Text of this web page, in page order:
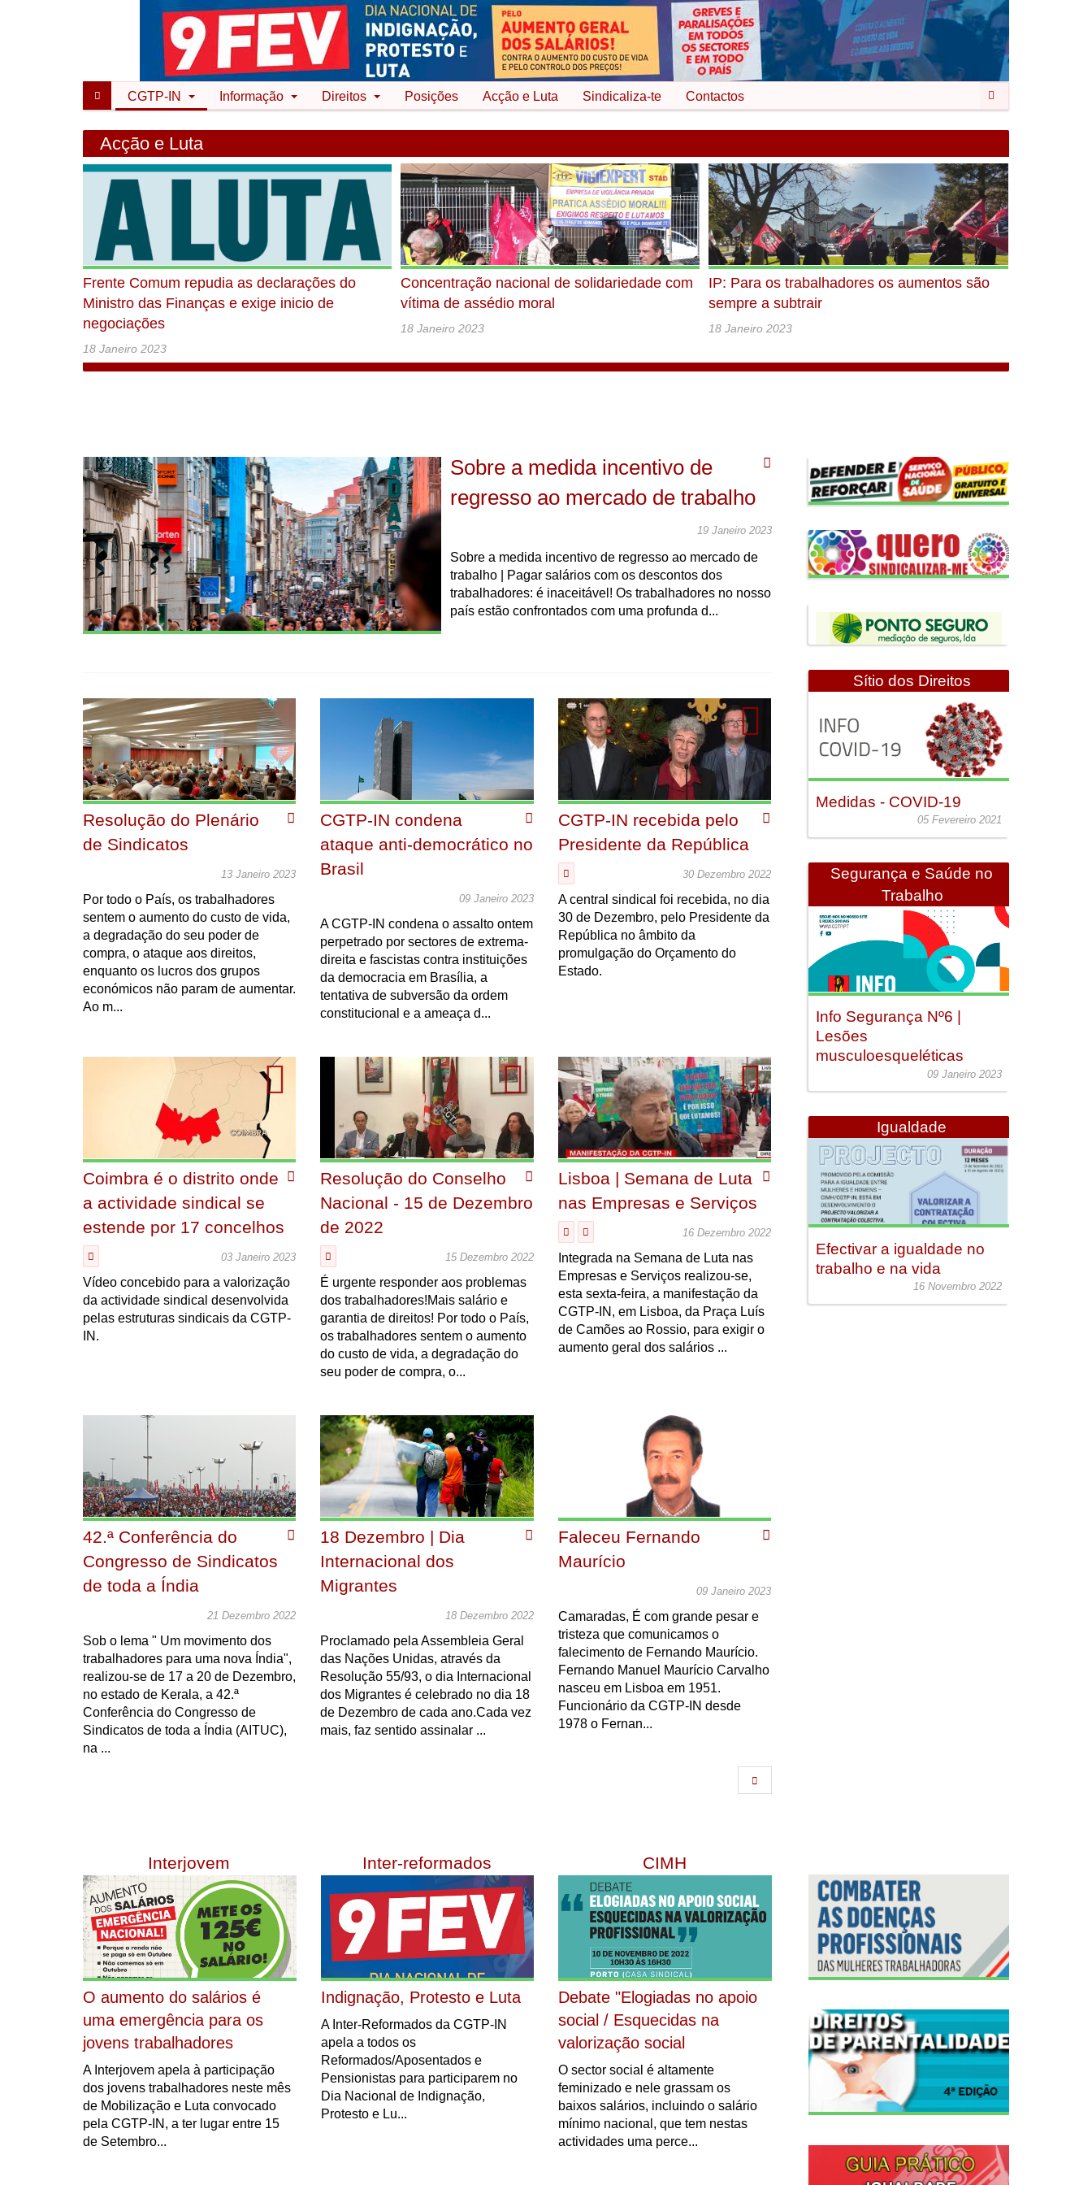
Pesquisar
CGTP-IN Informação Direitos Posições Acção e Luta Sindicaliza-te Contactos
Acção e Luta
Frente Comum repudia as declarações do
Ministro das Finanças e exige inicio de
negociações
18 Janeiro 2023
Concentração nacional de solidariedade com
vítima de assédio moral
18 Janeiro 2023
IP: Para os trabalhadores os aumentos são
sempre a subtrair
18 Janeiro 2023
Sobre a medida incentivo de
regresso ao mercado de trabalho
19 Janeiro 2023
Sobre a medida incentivo de regresso ao mercado de
trabalho | Pagar salários com os descontos dos
trabalhadores: é inaceitável! Os trabalhadores no nosso
país estão confrontados com uma profunda d...
Resolução do Plenário
de Sindicatos
13 Janeiro 2023
Por todo o País, os trabalhadores
sentem o aumento do custo de vida,
a degradação do seu poder de
compra, o ataque aos direitos,
enquanto os lucros dos grupos
económicos não param de aumentar.
Ao m...
CGTP-IN condena
ataque anti-democrático no
Brasil
09 Janeiro 2023
A CGTP-IN condena o assalto ontem
perpetrado por sectores de extrema-
direita e fascistas contra instituições
da democracia em Brasília, a
tentativa de subversão da ordem
constitucional e a ameaça d...
CGTP-IN recebida pelo
Presidente da República
30 Dezembro 2022
A central sindical foi recebida, no dia
30 de Dezembro, pelo Presidente da
República no âmbito da
promulgação do Orçamento do
Estado.
Coimbra é o distrito onde
a actividade sindical se
estende por 17 concelhos
03 Janeiro 2023
Vídeo concebido para a valorização
da actividade sindical desenvolvida
pelas estruturas sindicais da CGTP-
IN.
Resolução do Conselho
Nacional - 15 de Dezembro
de 2022
15 Dezembro 2022
É urgente responder aos problemas
dos trabalhadores!Mais salário e
garantia de direitos! Por todo o País,
os trabalhadores sentem o aumento
do custo de vida, a degradação do
seu poder de compra, o...
Lisboa | Semana de Luta
nas Empresas e Serviços
16 Dezembro 2022
Integrada na Semana de Luta nas
Empresas e Serviços realizou-se,
esta sexta-feira, a manifestação da
CGTP-IN, em Lisboa, da Praça Luís
de Camões ao Rossio, para exigir o
aumento geral dos salários ...
42.ª Conferência do
Congresso de Sindicatos
de toda a Índia
21 Dezembro 2022
Sob o lema " Um movimento dos
trabalhadores para uma nova Índia",
realizou-se de 17 a 20 de Dezembro,
no estado de Kerala, a 42.ª
Conferência do Congresso de
Sindicatos de toda a Índia (AITUC),
na ...
18 Dezembro | Dia
Internacional dos
Migrantes
18 Dezembro 2022
Proclamado pela Assembleia Geral
das Nações Unidas, através da
Resolução 55/93, o dia Internacional
dos Migrantes é celebrado no dia 18
de Dezembro de cada ano.Cada vez
mais, faz sentido assinalar ...
Faleceu Fernando
Maurício
09 Janeiro 2023
Camaradas, É com grande pesar e
tristeza que comunicamos o
falecimento de Fernando Maurício.
Fernando Manuel Maurício Carvalho
nasceu em Lisboa em 1951.
Funcionário da CGTP-IN desde
1978 o Fernan...
Sítio dos Direitos
Medidas - COVID-19
05 Fevereiro 2021
Segurança e Saúde no
Trabalho
Info Segurança Nº6 |
Lesões
musculoesqueléticas
09 Janeiro 2023
Igualdade
Efectivar a igualdade no
trabalho e na vida
16 Novembro 2022
Interjovem
O aumento do salários é
uma emergência para os
jovens trabalhadores
A Interjovem apela à participação
dos jovens trabalhadores neste mês
de Mobilização e Luta convocado
pela CGTP-IN, a ter lugar entre 15
de Setembro...
Inter-reformados
Indignação, Protesto e Luta
A Inter-Reformados da CGTP-IN
apela a todos os
Reformados/Aposentados e
Pensionistas para participarem no
Dia Nacional de Indignação,
Protesto e Lu...
CIMH
Debate "Elogiadas no apoio
social / Esquecidas na
valorização social
O sector social é altamente
feminizado e nele grassam os
baixos salários, incluindo o salário
mínimo nacional, que tem nestas
actividades uma perce...